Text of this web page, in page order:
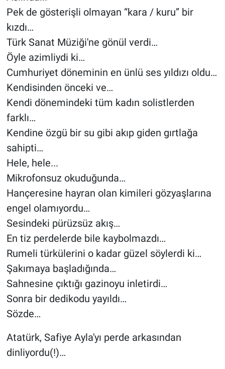
Pek de gösterişli olmayan “kara / kuru” bir
kızdı…
Türk Sanat Müziği'ne gönül verdi…
Öyle azimliydi ki…
Cumhuriyet döneminin en ünlü ses yıldızı oldu…
Kendisinden önceki ve…
Kendi dönemindeki tüm kadın solistlerden
farklı…
Kendine özgü bir su gibi akıp giden gırtlağa
sahipti…
Hele, hele...
Mikrofonsuz okuduğunda…
Hançeresine hayran olan kimileri gözyaşlarına
engel olamıyordu…
Sesindeki pürüzsüz akış…
En tiz perdelerde bile kaybolmazdı…
Rumeli türkülerini o kadar güzel söylerdi ki…
Şakımaya başladığında…
Sahnesine çıktığı gazinoyu inletirdi…
Sonra bir dedikodu yayıldı…
Sözde…
Atatürk, Safiye Ayla'yı perde arkasından
dinliyordu(!)…